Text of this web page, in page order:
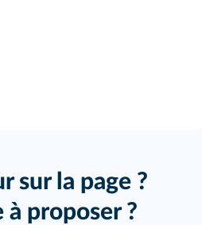
sur la page ?
à proposer ?